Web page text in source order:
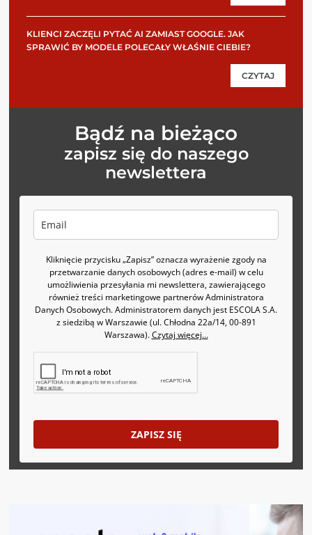
KLIENCI ZACZĘLI PYTAĆ AI ZAMIAST GOOGLE. JAK
SPRAWIĆ BY MODELE POLECAŁY WŁAŚNIE CIEBIE?
CZYTAJ
Bądź na bieżąco
zapisz się do naszego
newslettera
Kliknięcie przycisku „Zapisz” oznacza wyrażenie zgody na
przetwarzanie danych osobowych (adres e-mail) w celu
umożliwienia przesyłania mi newslettera, zawierającego
również treści marketingowe partnerów Administratora
Danych Osobowych. Administratorem danych jest ESCOLA S.A.
z siedzibą w Warszawie (ul. Chłodna 22a/14, 00-891
Warszawa).Czytaj więcej...
ZAPISZ SIĘ